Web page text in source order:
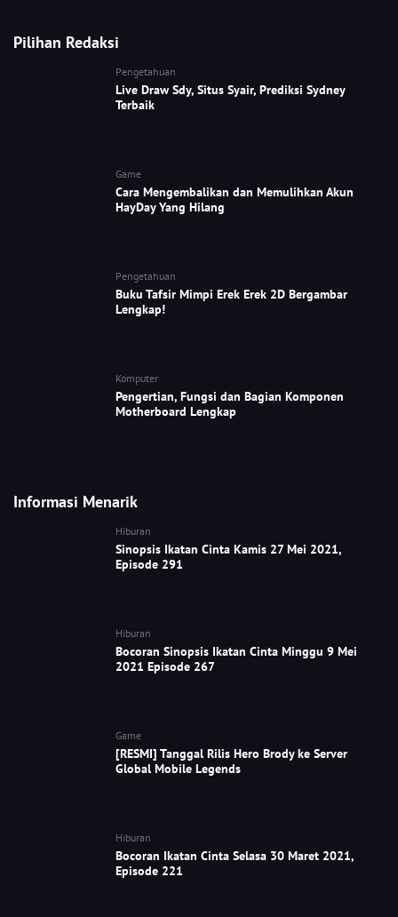
Pilihan Redaksi
Pengetahuan
Live Draw Sdy, Situs Syair, Prediksi Sydney
Terbaik
Game
Cara Mengembalikan dan Memulihkan Akun
HayDay Yang Hilang
Pengetahuan
Buku Tafsir Mimpi Erek Erek 2D Bergambar
Lengkap!
Komputer
Pengertian, Fungsi dan Bagian Komponen
Motherboard Lengkap
Informasi Menarik
Hiburan
Sinopsis Ikatan Cinta Kamis 27 Mei 2021,
Episode 291
Hiburan
Bocoran Sinopsis Ikatan Cinta Minggu 9 Mei
2021 Episode 267
Game
[RESMI] Tanggal Rilis Hero Brody ke Server
Global Mobile Legends
Hiburan
Bocoran Ikatan Cinta Selasa 30 Maret 2021,
Episode 221